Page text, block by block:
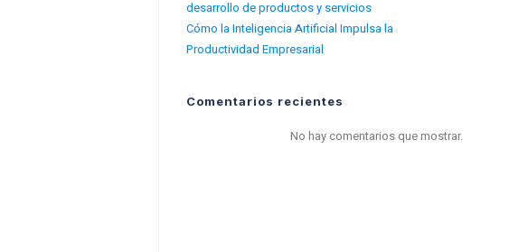
desarrollo de productos y servicios
Cómo la Inteligencia Artificial Impulsa la
Productividad Empresarial
Comentarios recientes
No hay comentarios que mostrar.